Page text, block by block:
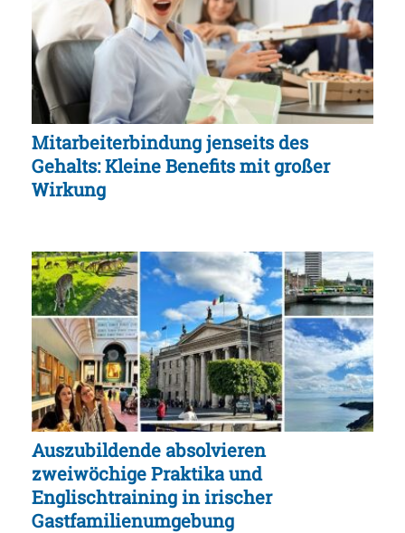
Mitarbeiterbindung jenseits des
Gehalts: Kleine Benefits mit großer
Wirkung
Auszubildende absolvieren
zweiwöchige Praktika und
Englischtraining in irischer
Gastfamilienumgebung